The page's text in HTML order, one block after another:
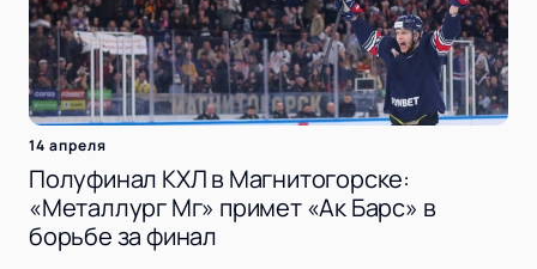
14 апреля
Полуфинал КХЛ в Магнитогорске:
«Металлург Мг» примет «Ак Барс» в
борьбе за финал